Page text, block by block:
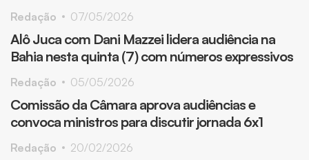
Alô Juca com Dani Mazzei lidera audiência na
Bahia nesta quinta (7) com números expressivos
Redação 07/05/2026
Comissão da Câmara aprova audiências e
convoca ministros para discutir jornada 6x1
Redação 05/05/2026
Redação 20/02/2026